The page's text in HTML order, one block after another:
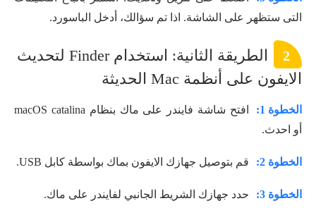
التى ستظهر على الشاشة. اذا تم سؤالك، أدخل الباسورد.
2
الطريقة الثانية: استخدام Finder لتحديث
الايفون على أنظمة Mac الحديثة
الخطوة 1:
افتح شاشة فايندر على ماك بنظام macOS catalina
أو احدث.
الخطوة 2: قم بتوصيل جهازك الايفون بماك بواسطة كابل USB.
الخطوة 3: حدد جهازك الشريط الجانبي لفايندر على ماك.